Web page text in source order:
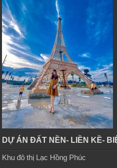
DỰ ÁN ĐẤT NỀN- LIỀN KỀ-
Khu đô thị Lạc Hồng Phúc